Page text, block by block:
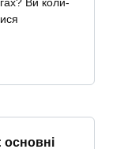
Ви коли-
основні